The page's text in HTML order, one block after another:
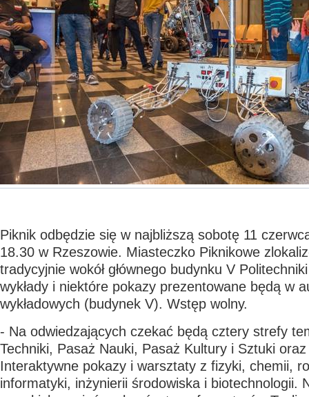
Piknik odbędzie się w najbliższą sobotę 11
18.30 w Rzeszowie. Miasteczko Piknikowe
tradycyjnie wokół głównego budynku V
wykłady i niektóre pokazy prezentowane będą w
wykładowych (budynek V). Wstęp wolny.
- Na odwiedzających czekać będą cztery strefy
Techniki, Pasaż Nauki, Pasaż Kultury i Sztuki
Interaktywne pokazy i warsztaty z fizyki, chemii,
informatyki, inżynierii środowiska i biotechnologii.